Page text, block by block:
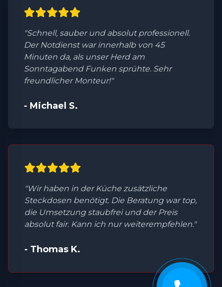
"Schnell, sauber und absolut professionell.
Der Notdienst war innerhalb von 45
Minuten da, als unser Herd am
Sonntagabend Funken sprühte. Sehr
freundlicher Monteur!"
- Michael S.
"Wir haben in der Küche zusätzliche
Steckdosen benötigt. Die Beratung war top,
die Umsetzung staubfrei und der Preis
absolut fair. Kann ich nur weiterempfehlen."
- Thomas K.